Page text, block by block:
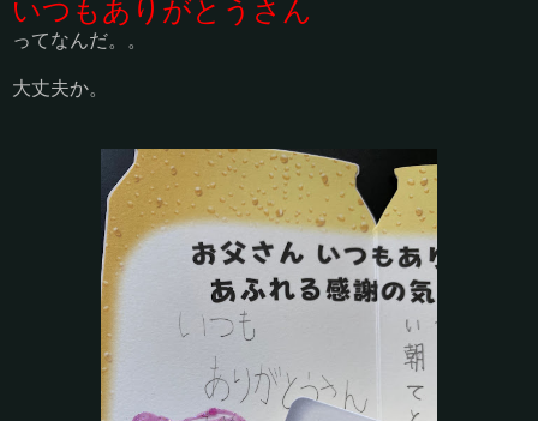
いつもありがとうさん
ってなんだ。。
大丈夫か。